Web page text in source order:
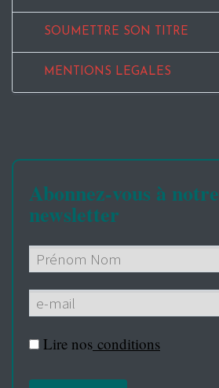
SOUMETTRE SON TITRE
MENTIONS LEGALES
Abonnez-vous à notre
newsletter
Lire nos conditions